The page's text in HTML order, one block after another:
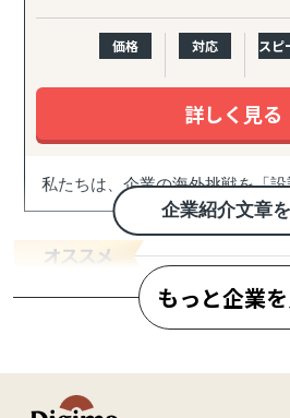
価格 対応 スピ
詳しく見る
企業紹介文章
私たちは、企業の海外挑戦を「
まで一気通貫で伴走支援します。
『どの国が最適か？』を見極め
進出後に必ず直面する現地での
で主要各国に常駐するメンバー
これまでの支援歴は20年以上、
もっと企業